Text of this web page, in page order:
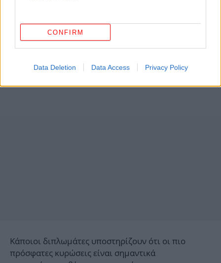
CONFIRM
Data Deletion Data Access Privacy Policy
στο Συμβούλιο Ασφαλείας ότι η Βόρεια Κορέα έχει
βρει τρόπο να παρακάμπτει τους περιορισμούς και
τις απαγορεύσεις, όπως και ότι είναι αδύναμη η
εφαρμογή των μέτρων αυτών από τις χώρες- μέλη.
Κάποιοι διπλωμάτες υποστηρίζουν ότι οι πιο
πρόσφατες κυρώσεις είναι σημαντικά